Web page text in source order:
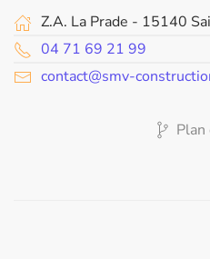
Z.A. La Prade - 15140
04 71 69 21 99
contact@smv-
Plan